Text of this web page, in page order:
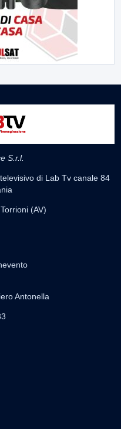
S.r.l.
di Lab Tv canale 84
(AV)
Antonella